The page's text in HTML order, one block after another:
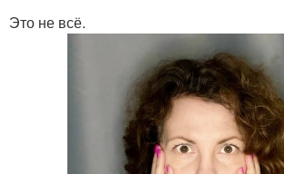
Это не всё.